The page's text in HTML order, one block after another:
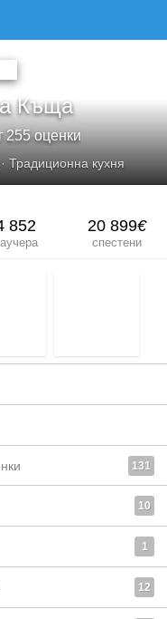
Къща
255 оценки
· Традиционна кухня
852 20 899€
спестени
131
10
1
12